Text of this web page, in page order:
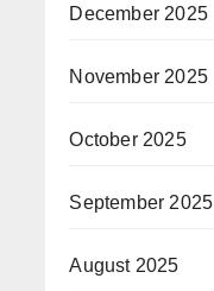
December 2025
November 2025
October 2025
September 2025
August 2025